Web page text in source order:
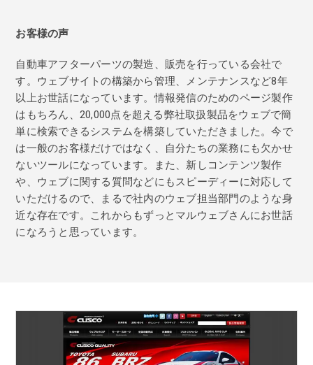
お客様の声
自動車アフターパーツの製造、販売を行っている会社で
す。ウェブサイトの構築から管理、メンテナンスなど8年
以上お世話になっています。情報発信のためのページ製作
はもちろん、20,000点を超える弊社取扱製品をウェブで簡
単に検索できるシステムを構築していただきました。今で
は一般のお客様だけではなく、自分たちの業務にも欠かせ
ないツールになっています。また、新しコンテンツ製作
や、ウェブに関する質問などにもスピーディーに対応して
いただけるので、まるで社内のウェブ担当部門のような身
近な存在です。これからもずっとマルウェブさんにお世話
になろうと思っています。